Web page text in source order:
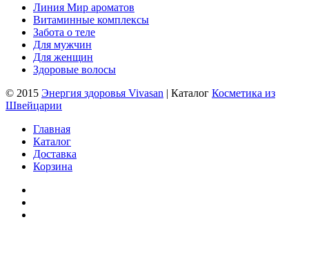
Линия Мир ароматов
Витаминные комплексы
Забота о теле
Для мужчин
Для женщин
Здоровые волосы
© 2015 Энергия здоровья Vivasan | Каталог Косметика из
Швейцарии
Главная
Каталог
Доставка
Корзина